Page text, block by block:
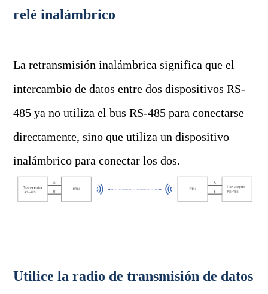
relé inalámbrico
La retransmisión inalámbrica significa que el
intercambio de datos entre dos dispositivos RS-
485 ya no utiliza el bus RS-485 para conectarse
directamente, sino que utiliza un dispositivo
inalámbrico para conectar los dos.
Utilice la radio de transmisión de datos